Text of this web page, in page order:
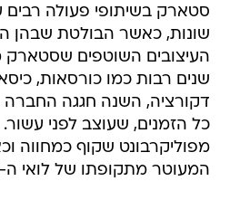
סטארק בשיתופי פעולה רבים
שונות, כאשר הבולטת שבהן
העיצובים השוטפים
שנים רבות כמו כורסאות,
דקורציה, השנה חגגה
כל הזמנים, שעוצב לפני
מפוליקרבונט שקוף כמחווה
המעוטר מתקופתו של לואי ה-